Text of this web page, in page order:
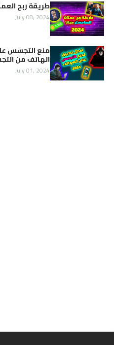
طريقة ربح
July 08, 2024
الهاتف من
July 01, 2024